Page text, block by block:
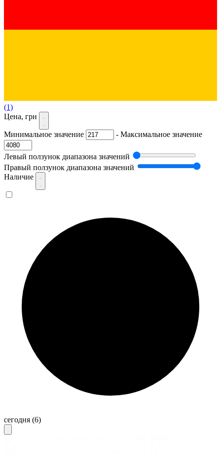
(1)
Цена, грн
Минимальное значение - Максимальное значение
Левый ползунок диапазона значений
Правый ползунок диапазона значений
Наличие
сегодня (6)